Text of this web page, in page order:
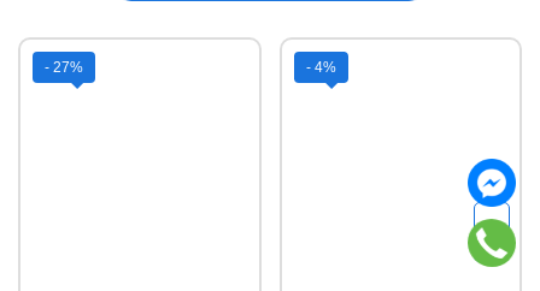
Gợi Ý Các Mẫu Bình Đun Nước Tự Động
Cung Cấp Nồi Hâm Buffet Giá Rẻ Uy Tín
Top Các Mẫu Bình Rót Nước Được Giá Rẻ